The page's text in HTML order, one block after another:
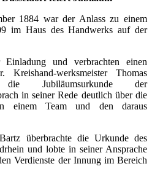
1884 war der Anlass zu einem
im Haus des Handwerks auf der
und verbrachten einen
Kreishand-werksmeister Thomas
die Jubiläumsurkunde der
in seiner Rede deutlich über die
einem Team und den daraus
überbrachte die Urkunde des
und lobte in seiner Ansprache
Verdienste der Innung im Bereich